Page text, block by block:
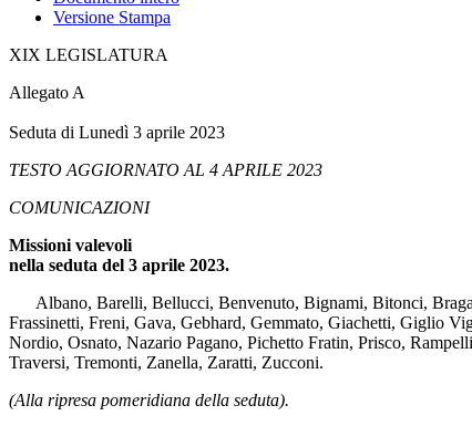
Versione Stampa
XIX LEGISLATURA
Allegato A
Seduta di Lunedì 3 aprile 2023
TESTO AGGIORNATO AL 4 APRILE 2023
COMUNICAZIONI
Missioni valevoli
nella seduta del 3 aprile 2023.
Albano, Barelli, Bellucci, Benvenuto, Bignami, Bitonci,
Frassinetti, Freni, Gava, Gebhard, Gemmato, Giachetti, Giglio
Nordio, Osnato, Nazario Pagano, Pichetto Fratin, Prisco,
Traversi, Tremonti, Zanella, Zaratti, Zucconi.
(Alla ripresa pomeridiana della seduta).